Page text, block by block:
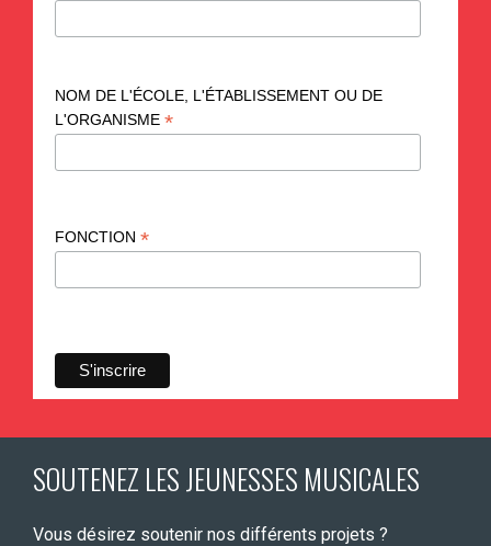
NOM DE L'ÉCOLE, L'ÉTABLISSEMENT OU DE
L'ORGANISME *
FONCTION *
SOUTENEZ LES JEUNESSES MUSICALES
Vous désirez soutenir nos différents projets ?